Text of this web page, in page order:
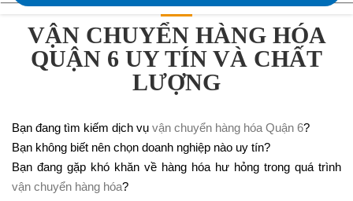
VẬN CHUYỂN HÀNG HÓA
QUẬN 6 UY TÍN VÀ CHẤT
LƯỢNG
Bạn đang tìm kiếm dịch vụ vận chuyển hàng hóa Quận 6?
Bạn không biết nên chọn doanh nghiệp nào uy tín?
Bạn đang gặp khó khăn về hàng hóa hư hỏng trong quá trình
vận chuyển hàng hóa?